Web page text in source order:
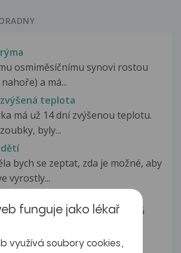
osmiměsíčnímu synovi rostou
a má...
teplota
má už 14 dní zvýšenou teplotu.
byly...
bych se zeptat, zda je možné, aby
vyrostly...
bych prosím dotaz.... Dcerka 26
Čekáme...
dásní
funguje jako lékař
využívá soubory cookies,